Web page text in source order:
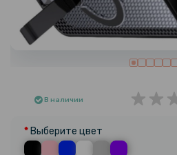
В наличии
Выберите цвет